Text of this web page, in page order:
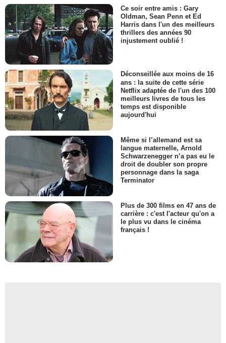
Ce soir entre amis : Gary
Oldman, Sean Penn et Ed
Harris dans l'un des meilleurs
thrillers des années 90
injustement oublié !
Déconseillée aux moins de 16
ans : la suite de cette série
Netflix adaptée de l'un des 100
meilleurs livres de tous les
temps est disponible
aujourd'hui
Même si l’allemand est sa
langue maternelle, Arnold
Schwarzenegger n’a pas eu le
droit de doubler son propre
personnage dans la saga
Terminator
Plus de 300 films en 47 ans de
carrière : c'est l'acteur qu'on a
le plus vu dans le cinéma
français !